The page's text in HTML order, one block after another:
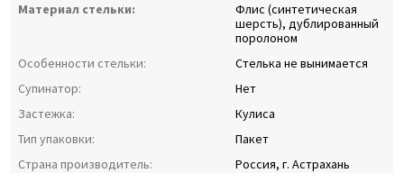
Материал стельки:
Флис (синтетическая
шерсть), дублированный
поролоном
Особенности стельки:
Стелька не вынимается
Супинатор:
Нет
Застежка:
Кулиса
Тип упаковки:
Пакет
Страна производитель:
Россия, г. Астрахань